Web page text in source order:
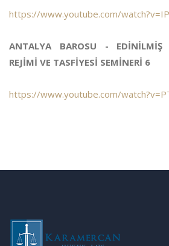
https://www.youtube.com/
ANTALYA BAROSU - EDİNİLMİŞ
REJİMİ VE TASFİYESİ SEMİNERİ 6
https://www.youtube.com/